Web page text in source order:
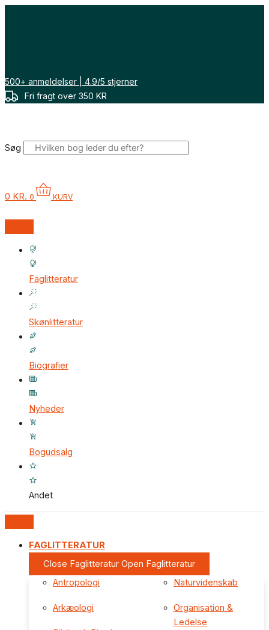
Gå
500+ anmeldelser | 4.9/5 stjerner
Fri fragt over 350 KR
Søg
0 KR. 0 KURV
Faglitteratur
Skønlitteratur
Biografier
Nyheder
Bogudsalg
Andet
FAGLITTERATUR
Close Faglitteratur Open Faglitteratur
Antropologi
Arkæologi
Naturvidenskab
Organisation &
Ledelse